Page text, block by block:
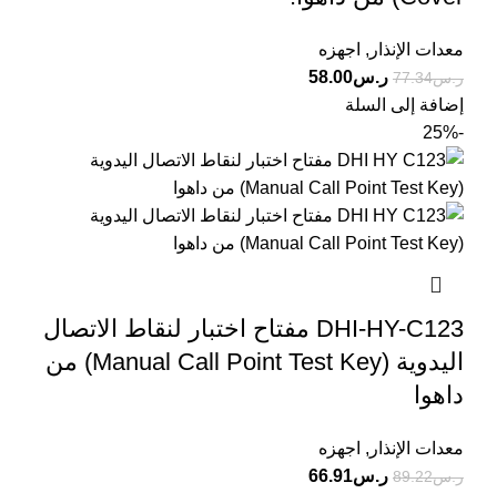
معدات الإنذار , اجهزه
ر.س77.34 ر.س58.00
إضافة إلى السلة
-25%
DHI-HY-C123 مفتاح اختبار لنقاط الاتصال
اليدوية (Manual Call Point Test Key) من
داهوا
معدات الإنذار , اجهزه
ر.س89.22 ر.س66.91